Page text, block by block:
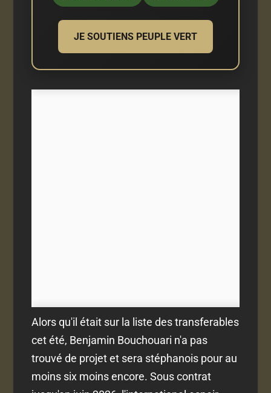
JE SOUTIENS PEUPLE VERT
Alors qu'il était sur la liste des transferables
cet été, Benjamin Bouchouari n'a pas
trouvé de projet et sera stéphanois pour au
moins six moins encore. Sous contrat